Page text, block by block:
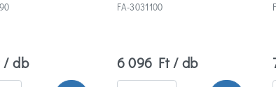
/ db
FA-3031100
6 096 Ft / db